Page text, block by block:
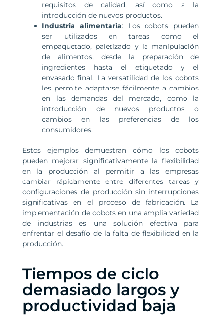
requisitos de calidad, así como a la
introducción de nuevos productos.
Industria alimentaria: Los cobots pueden
ser utilizados en tareas como el
empaquetado, paletizado y la manipulación
de alimentos, desde la preparación de
ingredientes hasta el etiquetado y el
envasado final. La versatilidad de los cobots
les permite adaptarse fácilmente a cambios
en las demandas del mercado, como la
introducción de nuevos productos o
cambios en las preferencias de los
consumidores.
Estos ejemplos demuestran cómo los cobots
pueden mejorar significativamente la flexibilidad
en la producción al permitir a las empresas
cambiar rápidamente entre diferentes tareas y
configuraciones de producción sin interrupciones
significativas en el proceso de fabricación. La
implementación de cobots en una amplia variedad
de industrias es una solución efectiva para
enfrentar el desafío de la falta de flexibilidad en la
producción.
Tiempos de ciclo
demasiado largos y
productividad baja